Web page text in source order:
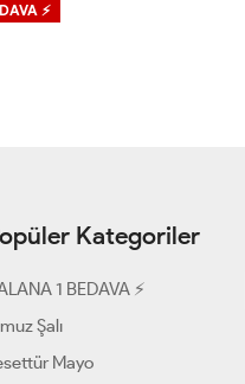
⚡
Kategoriler
1 BEDAVA ⚡
Şalı
Mayo